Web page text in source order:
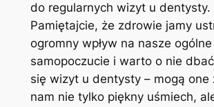
do regularnych wizyt u dentysty.
Pamiętajcie, że zdrowie jamy
ogromny wpływ na nasze ogólne
samopoczucie i warto o nie
się wizyt u dentysty – mogą one
nam nie tylko piękny uśmiech,